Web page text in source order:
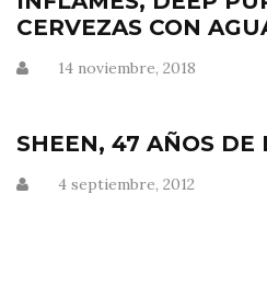
CERVEZAS CON
14 noviembre, 2018
SHEEN, 47 AÑOS DE
4 septiembre, 2012